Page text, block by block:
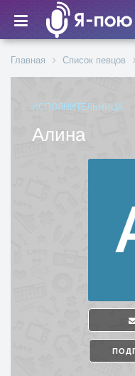
Главная Список певцов
ИСПОЛНИТЕЛЬНИЦА
Алина